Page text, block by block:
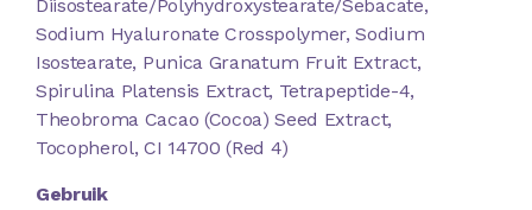
Diisostearate/Polyhydroxystearate/Sebacate,
Sodium Hyaluronate Crosspolymer, Sodium
Isostearate, Punica Granatum Fruit Extract,
Spirulina Platensis Extract, Tetrapeptide-4,
Theobroma Cacao (Cocoa) Seed Extract,
Tocopherol, CI 14700 (Red 4)
Gebruik